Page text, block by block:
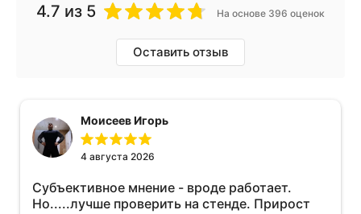
4.7 из 5 На основе 396 оценок
Оставить отзыв
Моисеев Игорь
4 августа 2026
Субъективное мнение - вроде работает.
Но.....лучше проверить на стенде. Прирост